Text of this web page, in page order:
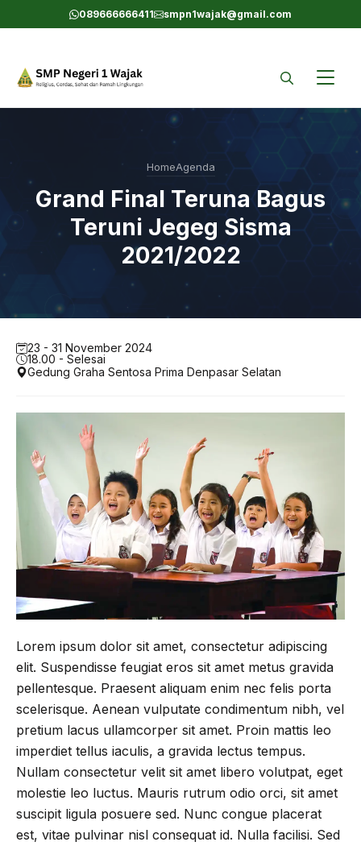
to
089666666411 smpn1wajak@gmail.com
HomeAgenda
Grand Final Teruna Bagus
Teruni Jegeg Sisma
2021/2022
23 - 31 November 2024
18.00 - Selesai
Gedung Graha Sentosa Prima Denpasar Selatan
Lorem ipsum dolor sit amet, consectetur adipiscing
elit. Suspendisse feugiat eros sit amet metus gravida
pellentesque. Praesent aliquam enim nec felis porta
scelerisque. Aenean vulputate condimentum nibh, vel
pretium lacus ullamcorper sit amet. Proin mattis leo
imperdiet tellus iaculis, a gravida lectus tempus.
Nullam consectetur velit sit amet libero volutpat, eget
molestie leo luctus. Mauris rutrum odio orci, sit amet
suscipit ligula posuere sed. Nunc congue placerat
est, vitae pulvinar nisl consequat id. Nulla facilisi. Sed